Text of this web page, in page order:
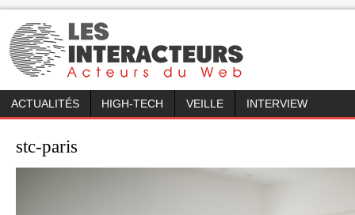
ACTUALITÉS HIGH-TECH VEILLE INTERVIEW
stc-paris